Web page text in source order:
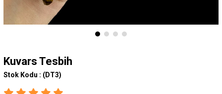
Kuvars Tesbih
Stok Kodu : (DT3)